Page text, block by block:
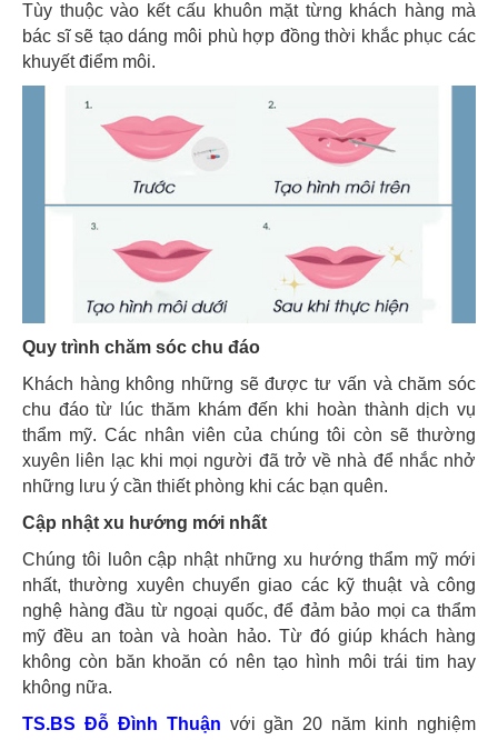
Tùy thuộc vào kết cấu khuôn mặt từng khách hàng mà
bác sĩ sẽ tạo dáng môi phù hợp đồng thời khắc phục các
khuyết điểm môi.
Quy trình chăm sóc chu đáo
Khách hàng không những sẽ được tư vấn và chăm sóc
chu đáo từ lúc thăm khám đến khi hoàn thành dịch vụ
thẩm mỹ. Các nhân viên của chúng tôi còn sẽ thường
xuyên liên lạc khi mọi người đã trở về nhà để nhắc nhở
những lưu ý cần thiết phòng khi các bạn quên.
Cập nhật xu hướng mới nhất
Chúng tôi luôn cập nhật những xu hướng thẩm mỹ mới
nhất, thường xuyên chuyển giao các kỹ thuật và công
nghệ hàng đầu từ ngoại quốc, để đảm bảo mọi ca thẩm
mỹ đều an toàn và hoàn hảo. Từ đó giúp khách hàng
không còn băn khoăn có nên tạo hình môi trái tim hay
không nữa.
TS.BS Đỗ Đình Thuận với gần 20 năm kinh nghiệm